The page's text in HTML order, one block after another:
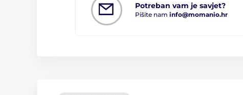
Potreban vam je savjet?
Pišite nam info@momanio.hr